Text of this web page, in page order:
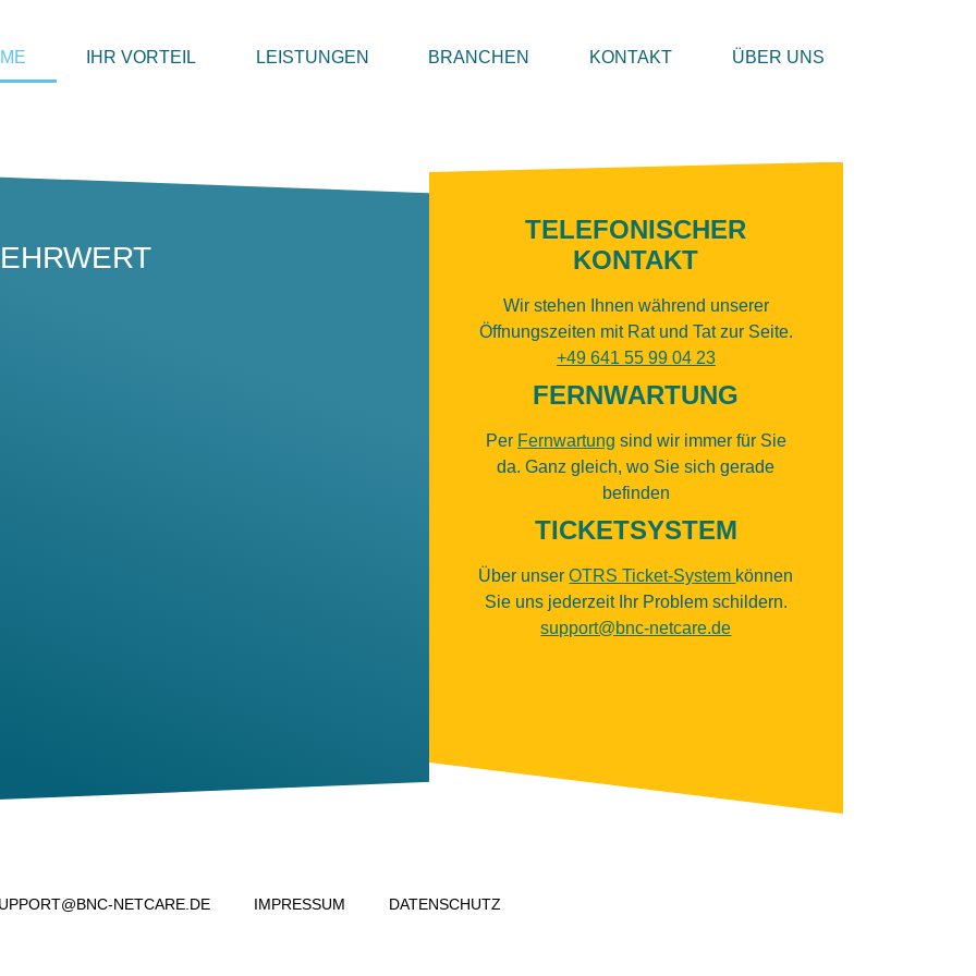
IHR VORTEIL LEISTUNGEN BRANCHEN KONTAKT ÜBER UNS
TELEFONISCHER
KONTAKT
Wir stehen Ihnen während unserer
Öffnungszeiten mit Rat und Tat zur Seite.
+49 641 55 99 04 23
FERNWARTUNG
Per Fernwartung sind wir immer für Sie
da. Ganz gleich, wo Sie sich gerade
befinden
TICKETSYSTEM
Über unserOTRS Ticket-System können
Sie uns jederzeit Ihr Problem schildern.
support@bnc-netcare.de
NETCARE.DE IMPRESSUM DATENSCHUTZ